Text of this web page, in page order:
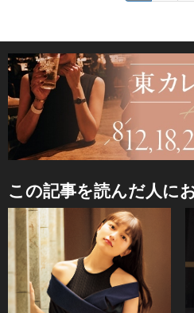
この記事を読んだ人に